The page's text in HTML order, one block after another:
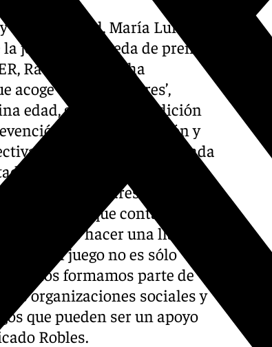
y Tercera Edad, María Luisa
jornada en rueda de prensa,
Raquel Castro, ha
acoge el ‘Anica Torres’,
edad, género ni condición
la sensibilización y
y ha apuntado que “cada
por una problemática
a sus familiares y a todo
para las que contamos
queremos hacer una llamada
al juego no es sólo
todos formamos parte de
las organizaciones sociales y
que pueden ser un apoyo
Robles.